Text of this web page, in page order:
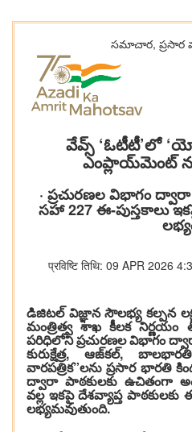
సమాచార, ప్రసార
వేవ్స్ ‘ఓటీటీ’లో
ఎంప్లాయ్‌మెంట్
· ప్రచురణల విభాగం
సహా 227 ఈ-పుస్తకాలు
प्रविष्टि तिथि: 09 APR 2026
డిజిటల్ విజ్ఞాన సౌలభ్య కల్పన
మంత్రిత్వ శాఖ కీలక నిర్ణయం
పరిధిలోని ప్రచురణల విభాగం
కురుక్షేత్ర, ఆజ్‌కల్,
వారపత్రిక”లను ప్రసార భారతి
ద్వారా పాఠకులకు ఉచితంగా
వల్ల ఇకపై దేశవ్యాప్త
లభ్యమవుతుంది.